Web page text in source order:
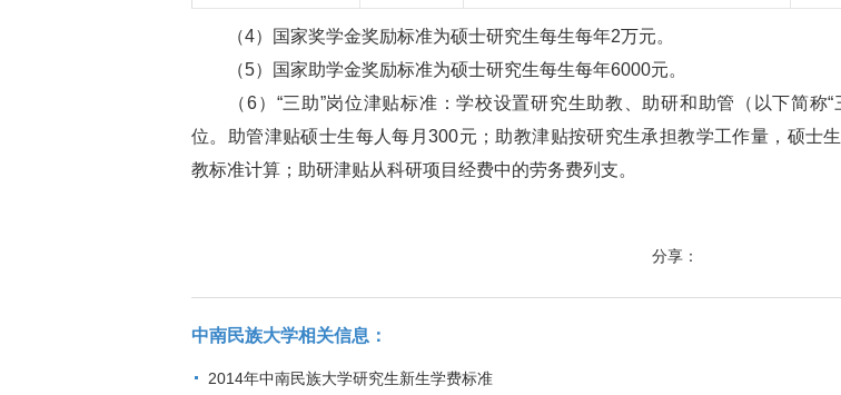
（4）国家奖学金奖励标准为硕士研究生每生每年2万元。
（5）国家助学金奖励标准为硕士研究生每生每年6000元。
（6）“三助”岗位津贴标准：学校设置研究生助教、助研和助管（以下简称“
位。助管津贴硕士生每人每月300元；助教津贴按研究生承担教学工作量，硕士
教标准计算；助研津贴从科研项目经费中的劳务费列支。
分享：
中南民族大学相关信息：
2014年中南民族大学研究生新生学费标准